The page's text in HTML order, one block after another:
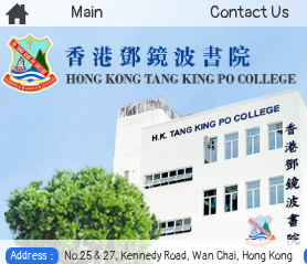
Address： No.25 & 27, Kennedy Road, Wan Chai, Hong Kong
Contact Us
Main